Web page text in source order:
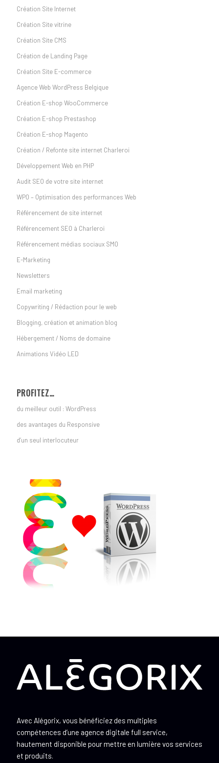
Création Site Internet
Création Site vitrine
Création Site CMS
Création de Landing Page
Création Site E-commerce
Agence Web WordPress Belgique
Création E-shop WooCommerce
Création E-shop Prestashop
Création E-shop Magento
Création / Refonte site internet Charleroi
Développement Web en PHP
Audit SEO de votre site internet
WPO – Optimisation des performances Web
Référencement de site internet
Référencement SEO à Charleroi
Référencement médias sociaux SMO
E-Marketing
Newsletters
Email marketing
Copywriting / Rédaction pour le web
Blogging, création et animation blog
Hébergement / Noms de domaine
Animations Vidéo LED
PROFITEZ…
du meilleur outil : WordPress
des avantages du Responsive
d’un seul interlocuteur
Avec Alégorix, vous bénéficiez des multiples
compétences d’une agence digitale full service,
hautement disponible pour mettre en lumière vos services
et produits.